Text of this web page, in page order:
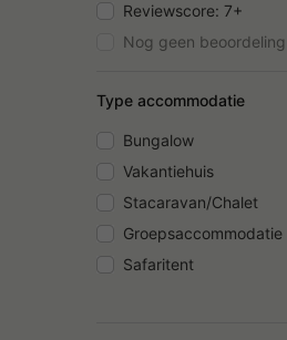
Reviewscore: 7+
Nog geen beoordeling
Type accommodatie
Bungalow
Vakantiehuis
Stacaravan/Chalet
Groepsaccommodatie
Safaritent